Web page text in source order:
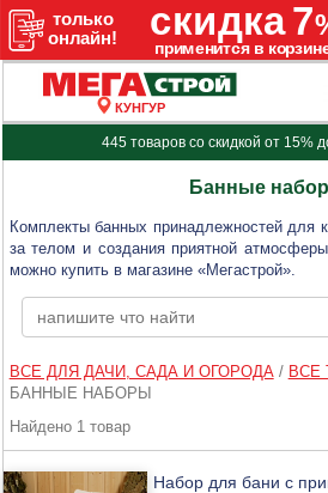
КУНГУР
445 товаров со скидкой от 15%
Банные
Комплекты банных принадлежностей для
за телом и создания приятной
можно купить в магазине «Мегастрой».
ВСЕ ДЛЯ ДАЧИ, САДА И ОГОРОДА/ ВСЕ
БАННЫЕ НАБОРЫ
Найдено 1 товар
Набор для бани с